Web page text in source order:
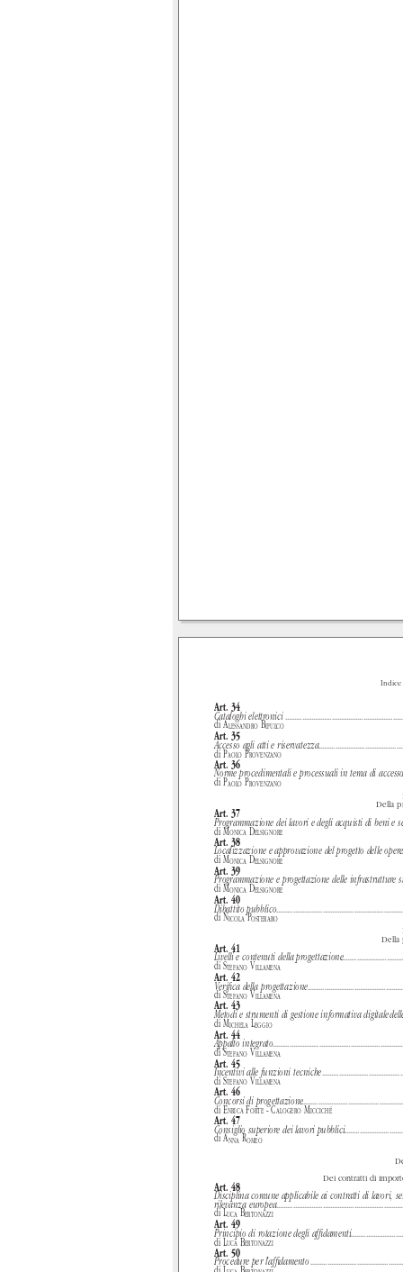
Indice
Art. 34
Cataloghi elettronici
di ALESSANDRO BIFULCO
Art. 35
Accesso agli atti e riservatezza
di PAOLO PROVENZANO
Art. 36
Norme procedimentali e processuali in tema di accesso
di PAOLO PROVENZANO
Della
Art. 37
Programmazione dei lavori e degli acquisti di beni e
di MONICA DELSIGNORE
Art. 38
Localizzazione e approvazione del progetto delle opere
di MONICA DELSIGNORE
Art. 39
Programmazione e progettazione delle infrastrutture
di MONICA DELSIGNORE
Art. 40
Dibattito pubblico
di NICOLA POSTERARO
Della
Art. 41
Livelli e contenuti della progettazione
di STEFANO VILLAMENA
Art. 42
Veriﬁca della progettazione
di STEFANO VILLAMENA
Art. 43
Metodi e strumenti di gestione informativa digitale
di MICHELA LEGGIO
Art. 44
Appalto integrato
di STEFANO VILLAMENA
Art. 45
Incentivi alle funzioni tecniche
di STEFANO VILLAMENA
Art. 46
Concorsi di progettazione
di ENRICA FORTE - CALOGERO MICCICHÉ
Art. 47
Consiglio superiore dei lavori pubblici
di ANNA ROMEO
Dei contratti di
Art. 48
Disciplina comune applicabile ai contratti di lavori,
rilevanza europea
di LUCA BERTONAZZI
Art. 49
Principio di rotazione degli afﬁdamenti
di LUCA BERTONAZZI
Art. 50
Procedure per l'afﬁdamento